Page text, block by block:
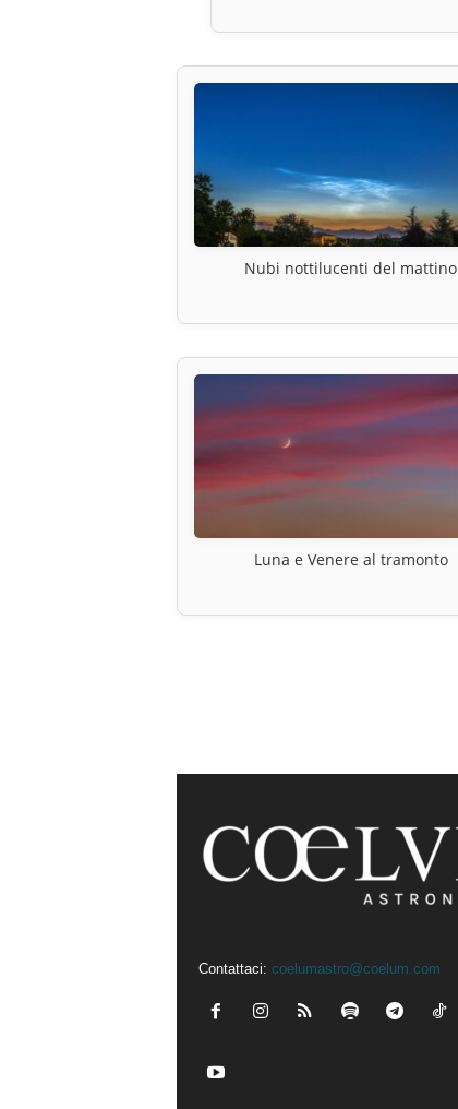
Nubi nottilucenti del mattino
Luna e Venere al tramonto
Contattaci: coelumastro@coelum.com